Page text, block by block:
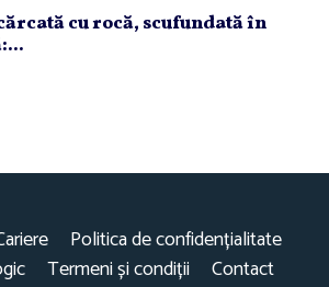
cu rocă, scufundată în
Politica de confidențialitate
Termeni și condiții Contact